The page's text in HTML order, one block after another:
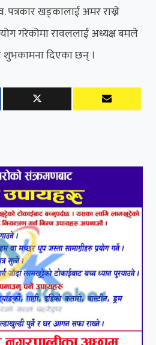
पत्रकार खड्कालाई अमर राख्ने
गरेकोमा रावललाई अध्यक्ष बमले
शुभकामना दिएका छन् ।